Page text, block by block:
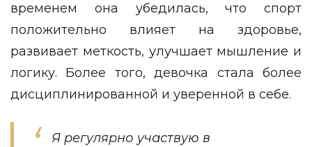
временем она убедилась, что спорт
положительно влияет на здоровье,
развивает меткость, улучшает мышление и
логику. Более того, девочка стала более
дисциплинированной и уверенной в себе.
Я регулярно участвую в